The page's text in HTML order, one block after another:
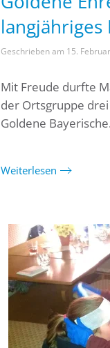
langjähriges
Geschrieben am 15.
Mit Freude durfte
der Ortsgruppe
Goldene
Weiterlesen